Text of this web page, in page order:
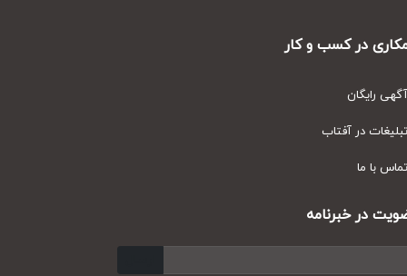
در کسب و کار
رایگان
در آفتاب
با ما
در خبرنامه